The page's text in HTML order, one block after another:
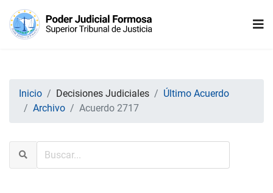
Inicio Decisiones Judiciales
Último Acuerdo
Archivo
Acuerdo 2717